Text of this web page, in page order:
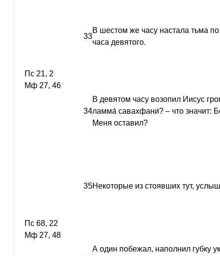
33
В шестом же часу настала тьма
часа девятого.
Пс 21, 2
Мф 27, 46
34
В девятом часу возопил Иисус
ламма́ савахфани́? – что значит:
Меня оставил?
35Некоторые из стоявших тут,
Пс 68, 22
Мф 27, 48
А один побежал, наполнил губку